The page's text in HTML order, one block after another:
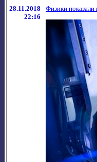
28.11.2018
22:16
Физики